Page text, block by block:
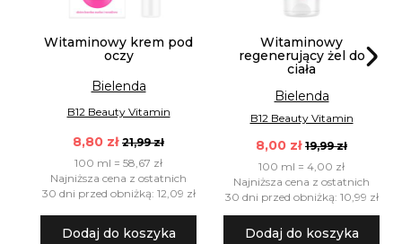
Witaminowy krem pod
oczy
Bielenda
B12 Beauty Vitamin
8,80 zł 21,99 zł
100 ml = 58,67 zł
Najniższa cena z ostatnich
30 dni przed obniżką: 12,09 zł
Dodaj do koszyka
Witaminowy
regenerujący żel do
ciała
Bielenda
B12 Beauty Vitamin
8,00 zł 19,99 zł
100 ml = 4,00 zł
Najniższa cena z ostatnich
30 dni przed obniżką: 10,99 zł
Dodaj do koszyka